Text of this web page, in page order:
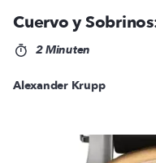
Cuervo y
2 Minuten
Alexander Krupp